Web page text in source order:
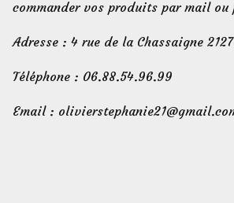
commander vos produits par mail ou
Adresse : 4 rue de la Chassaigne
Téléphone : 06.88.54.96.99
Email :